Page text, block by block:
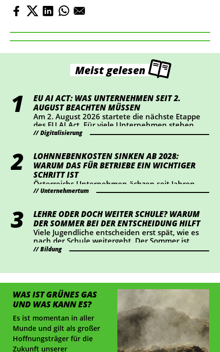
Meist gelesen
EU AI ACT: WAS UNTERNEHMEN SEIT 2.
AUGUST BEACHTEN MÜSSEN
Am 2. August 2026 startete die nächste Etappe
des EU AI Act. Für viele Unternehmen stehen
dabei vor allem Transparenz und Kennzeichnung
sollte jetzt prüfen, ob Handlungsbedarf besteht.
Digitalisierung
LOHNNEBENKOSTEN SINKEN AB 2028:
WARUM DAS FÜR BETRIEBE EIN WICHTIGER
SCHRITT IST
Österreichs Unternehmen ächzen seit Jahren
unter hohen Lohnnebenkosten. Die
bedeutet eine Entlastung von rund 2 Mrd. Euro
für Österreichs Betriebe. Wir haben
nachgerechnet, wie sich das konkret auswirkt.
Unternehmertum
LEHRE ODER DOCH WEITER SCHULE? WARUM
DER SOMMER BEI DER ENTSCHEIDUNG HILFT
Viele Jugendliche entscheiden erst spät, wie es
nach der Schule weitergeht. Der Sommer ist
ideal, um Lehrberufe auszuprobieren und Fragen
Bildung
WAS IST GRÜNES GAS
UND WAS KANN ES?
Es ist momentan in aller
Munde und gilt als großer
Hoffnungsträger für die
Zukunft unserer